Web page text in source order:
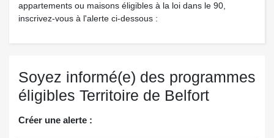
appartements ou maisons éligibles à la loi dans le 90,
inscrivez-vous à l'alerte ci-dessous :
Soyez informé(e) des programmes
éligibles Territoire de Belfort
Créer une alerte :